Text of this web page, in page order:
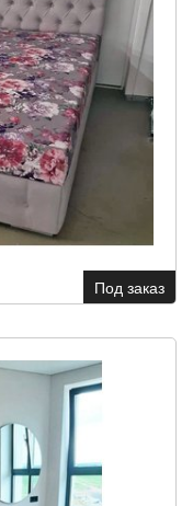
Под заказ